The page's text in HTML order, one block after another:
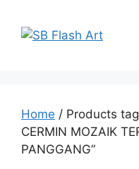
content
Home / Products
CERMIN MOZAIK
PANGGANG”